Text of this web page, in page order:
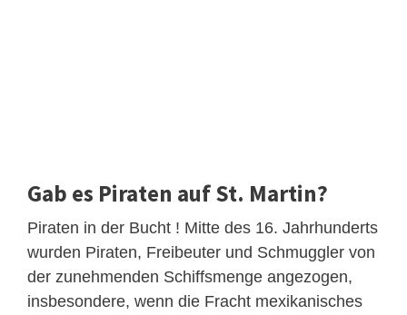
Gab es Piraten auf St. Martin?
Piraten in der Bucht ! Mitte des 16. Jahrhunderts
wurden Piraten, Freibeuter und Schmuggler von
der zunehmenden Schiffsmenge angezogen,
insbesondere, wenn die Fracht mexikanisches